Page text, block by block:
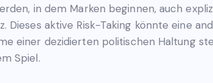
in dem Marken beginnen, auch
Dieses aktive Risk-Taking könnte eine
einer dezidierten politischen Haltung
Spiel.